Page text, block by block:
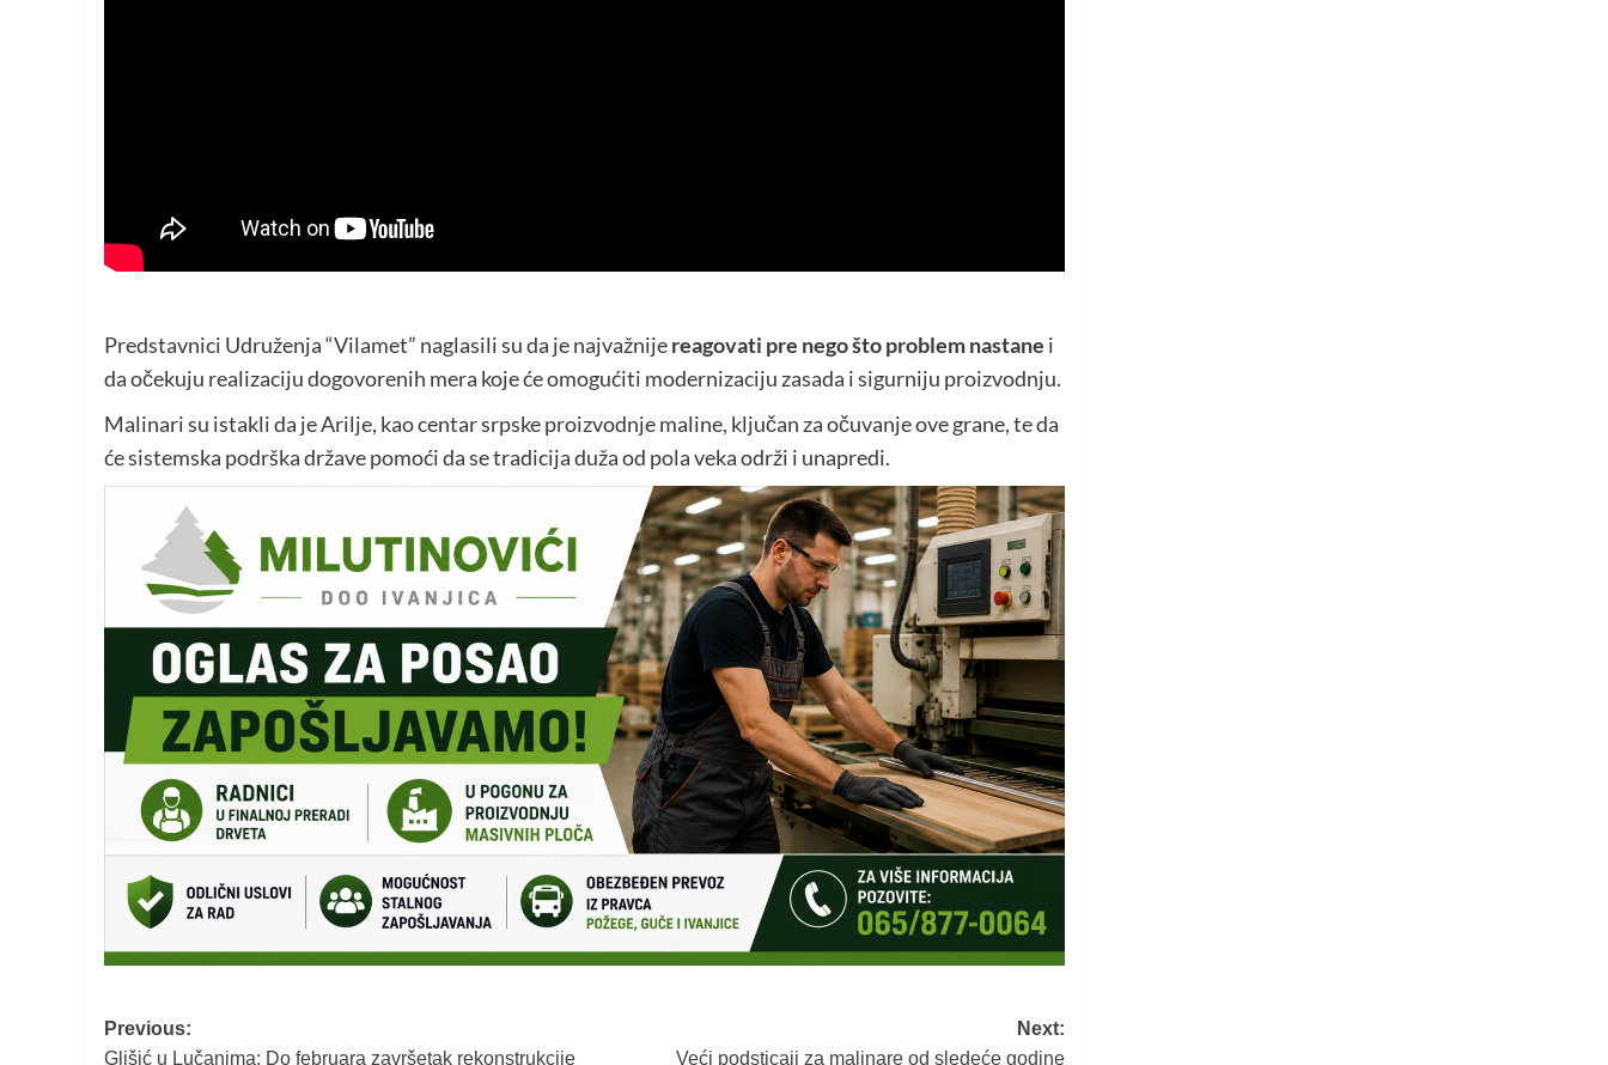
Predstavnici Udruženja “Vilamet” naglasili su da je najvažnijereagovati pre nego što problem nastane i
da očekuju realizaciju dogovorenih mera koje će omogućiti modernizaciju zasada i sigurniju proizvodnju.
Malinari su istakli da je Arilje, kao centar srpske proizvodnje maline, ključan za očuvanje ove grane, te da
će sistemska podrška države pomoći da se tradicija duža od pola veka održi i unapredi.
Post
Previous:
Glišić u Lučanima: Do februara završetak rekonstrukcije
Next:
Veći podsticaji za malinare od sledeće godine